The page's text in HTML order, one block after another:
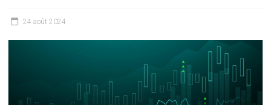
24 août 2024